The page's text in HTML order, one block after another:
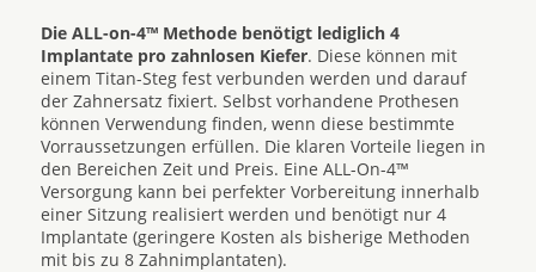
Die ALL-on-4™ Methode benötigt lediglich 4
Implantate pro zahnlosen Kiefer. Diese können mit
einem Titan-Steg fest verbunden werden und darauf
der Zahnersatz fixiert. Selbst vorhandene Prothesen
können Verwendung finden, wenn diese bestimmte
Vorraussetzungen erfüllen. Die klaren Vorteile liegen in
den Bereichen Zeit und Preis. Eine ALL-On-4™
Versorgung kann bei perfekter Vorbereitung innerhalb
einer Sitzung realisiert werden und benötigt nur 4
Implantate (geringere Kosten als bisherige Methoden
mit bis zu 8 Zahnimplantaten).